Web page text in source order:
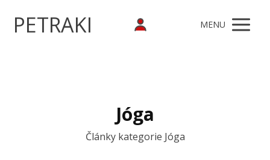
PETRAKI MENU
Jóga
Články kategorie Jóga